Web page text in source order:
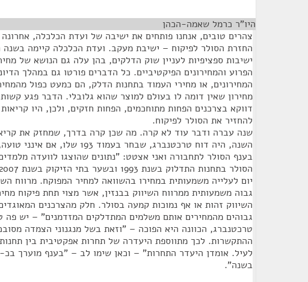
היו"ר כרמל שאמה-הכהן
צהרים טובים, אנחנו פותחים את ישיבה של ועדת הכלכלה,
החזרת הסולר לפיקוח – ישיבת מעקב. ועדת הכלכלה קיימה בשנה
ישיבות ספציפיות לעניין שוק הדלקים, בהן עלה גם הנושא של
הפרוע והמחירונים הפיקטיביים. כל הדברים פורטו גם במהלך
המחירונים, או מחירי העמוד בתחנות הדלק, הם כמעט כפול
מחירון שאין דומה לו בעולם למוצר שהוא גלובלי. הדבר פגע
דווקא בצרכנים הפחות מתוחכמים, הפחות חזקים, ולכן, היו
להחזיר את הסולר לפיקוח.
שנה עברה ודבר עוד לא קרה. מה שכן קרה בדרך, שמחזק את
השנה, היה דוח טרכטנברג, שבחר בעמוד
בענף הסולר לתחבורה ואני אצטט: "נתונים שהוצגו לוועדה
יום לעלייה משמעותית במחירו בהשוואה למחיר המפוקח. מרווח
גבוה משמעותית ממרווח השיווק בבנזין, אשר מצוי תחת פיקוח
השיווק זהות או אף נמוכות קמעה בסולר. חלק מהצרכנים
גבוהים מהמחירים אותם משלמים המתדלקים המזדמנים" – יש
טרכטנברג, הכוונה היא הפוכה – "וזאת בשל מנגנוני הצמדה
ההתקשרות. לכך מתווספת היעדרה של תחרות אפקטיבית בין
בשנה".